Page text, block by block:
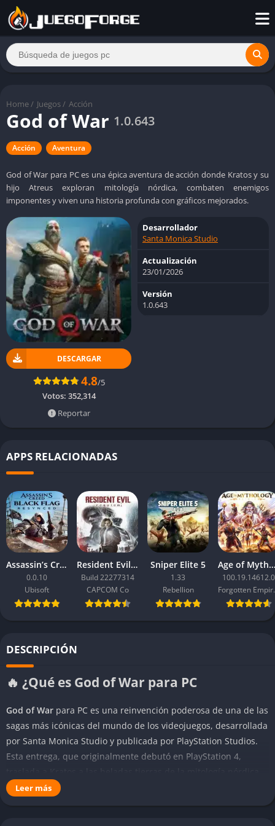
Home / Juegos / Acción
God of War 1.0.643
Acción Aventura
God of War para PC es una épica aventura de acción donde Kratos y su
hijo Atreus exploran mitología nórdica, combaten enemigos
imponentes y viven una historia profunda con gráficos mejorados.
DESCARGAR
4.8/5
Votos: 352,314
Reportar
Desarrollador
Santa Monica Studio
Actualización
23/01/2026
Versión
1.0.643
APPS RELACIONADAS
Assassin’s Creed Black Flag Resynced
0.0.10
Ubisoft
Resident Evil Requiem
Build 22277314
CAPCOM Co
Sniper Elite 5
1.33
Rebellion
Age of Mythology: Retold
100.19.14612.0
DESCRIPCIÓN
🔥 ¿Qué es God of War para PC
God of War para PC es una reinvención poderosa de una de las
sagas más icónicas del mundo de los videojuegos, desarrollada
por Santa Monica Studio y publicada por PlayStation Studios.
Esta entrega, que originalmente debutó en PlayStation 4,
traslada a Kratos a las heladas tierras de la mitología nórdica,
ofreciendo una historia profundamente emocional, una
Leer más